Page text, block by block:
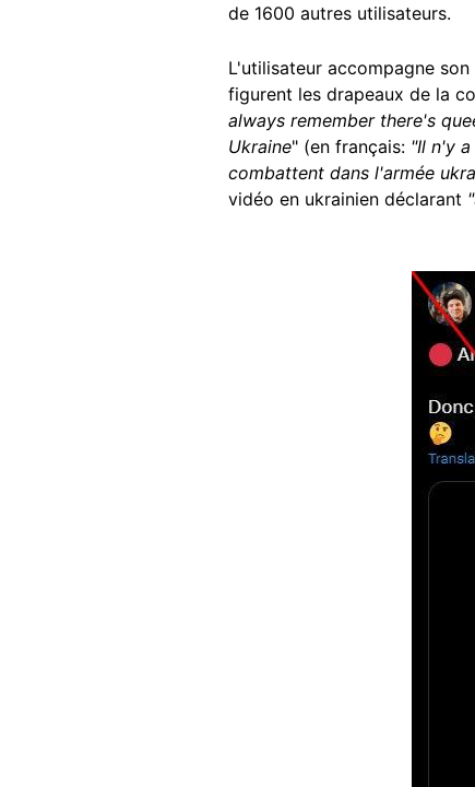
de 1600 autres utilisateurs.
L'utilisateur accompagne
figurent les drapeaux de la
always remember there's
Ukraine" (en français: "Il n'y
combattent dans l'armée
vidéo en ukrainien déclarant